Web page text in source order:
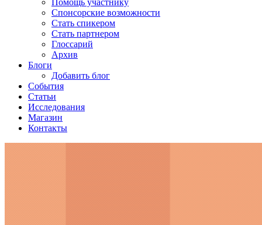
Помощь участнику
Спонсорские возможности
Стать спикером
Стать партнером
Глоссарий
Архив
Блоги
Добавить блог
События
Статьи
Исследования
Магазин
Контакты